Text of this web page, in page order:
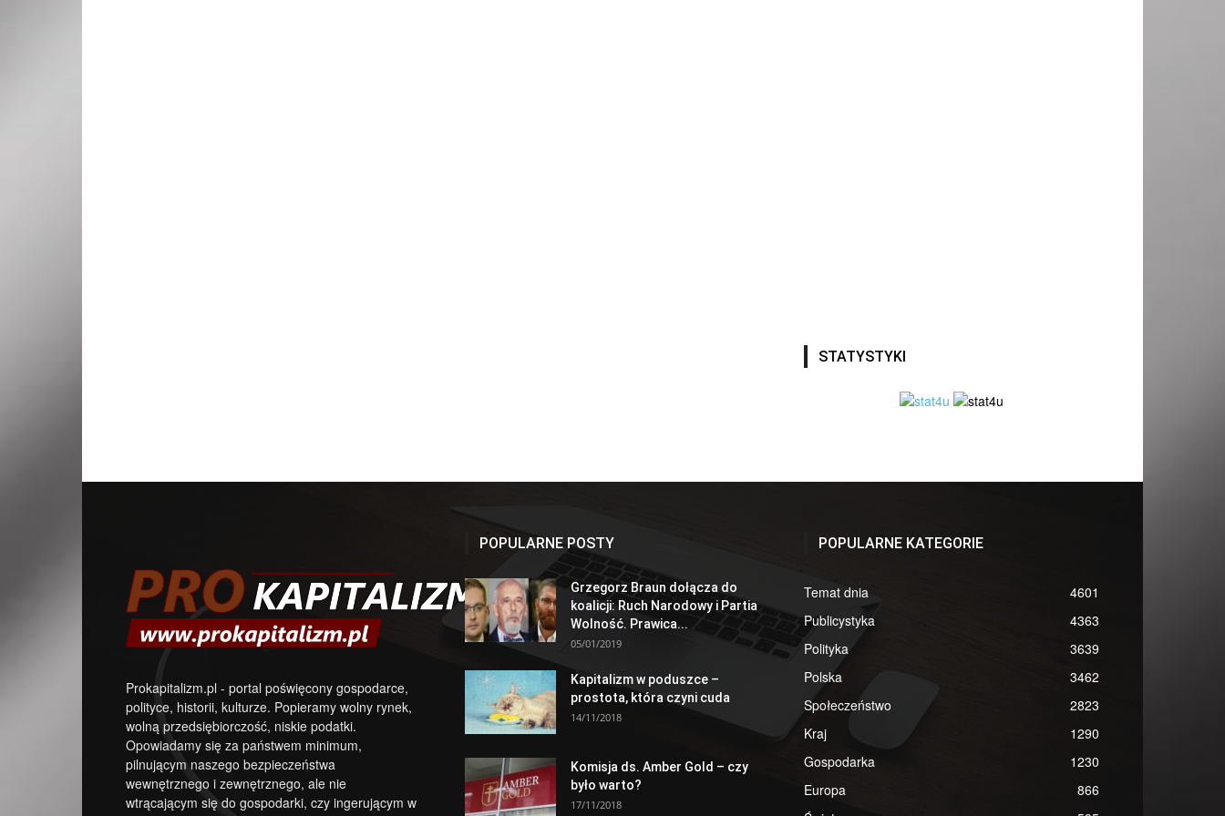
STATYSTYKI
Prokapitalizm.pl - portal poświęcony gospodarce,
polityce, historii, kulturze. Popieramy wolny rynek,
wolną przedsiębiorczość, niskie podatki.
Opowiadamy się za państwem minimum,
pilnującym naszego bezpieczeństwa
wewnętrznego i zewnętrznego, ale nie
wtrącającym się do gospodarki, czy ingerującym w
POPULARNE POSTY
Grzegorz Braun dołącza do
koalicji: Ruch Narodowy i Partia
Wolność. Prawica...
05/01/2019
Kapitalizm w poduszce –
prostota, która czyni cuda
14/11/2018
Komisja ds. Amber Gold – czy
było warto?
17/11/2018
POPULARNE KATEGORIE
Temat dnia
4601
Publicystyka
4363
Polityka
3639
Polska
3462
Społeczeństwo
2823
Kraj
1290
Gospodarka
1230
Europa
866